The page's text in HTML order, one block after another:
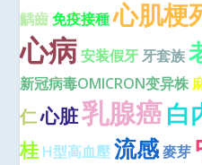
齲齒 免疫接種 心肌梗
心病 安装假牙 牙套族
新冠病毒OMICRON变异株
仁心脏乳腺癌白
桂 H型高血壓 流感 麥芽